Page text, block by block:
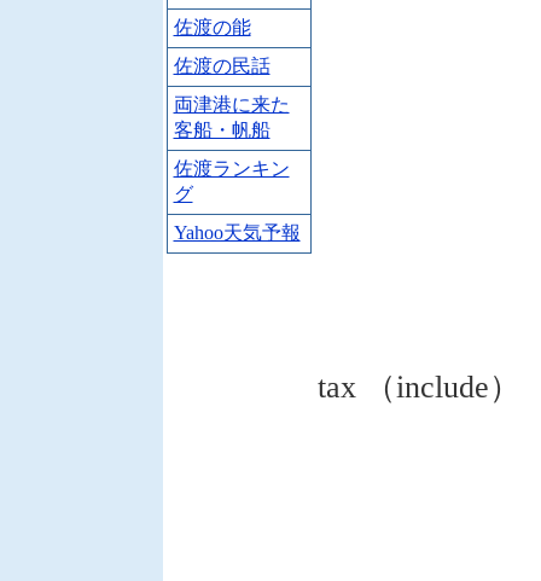
佐渡の能
佐渡の民話
両津港に来た
客船・帆船
佐渡ランキン
グ
Yahoo天気予報
tax （include